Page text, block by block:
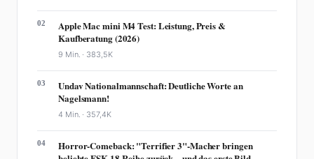
02
Apple Mac mini M4 Test: Leistung, Preis &
Kaufberatung (2026)
9 Min. · 383,5K
03
Undav Nationalmannschaft: Deutliche Worte an
Nagelsmann!
4 Min. · 357,4K
04
Horror-Comeback: "Terrifier 3"-Macher bringen